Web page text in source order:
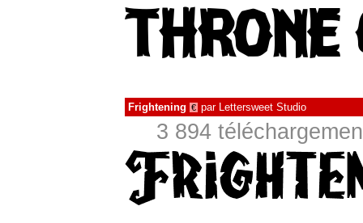
Frightening € par Lettersweet Studio
3 894